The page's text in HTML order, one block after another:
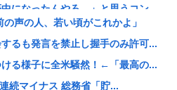
になったんやろ…」と思うコン...
ない飛行能力」ついに謎が判明...
件発生 www
「こんなことでは国民...
声の人、若い頃がこれかよ」
るも発言を禁止し握手のみ許可...
る様子に全米騒然！←「最高の...
続マイナス 総務省「貯...